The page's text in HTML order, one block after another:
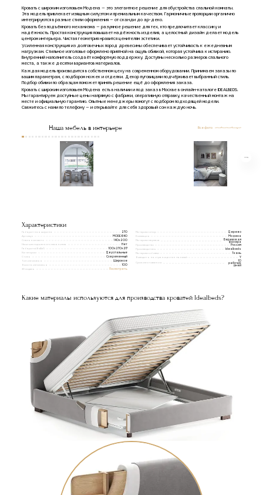
Кровать с широким изголовьем Модена — это элегантное решение для обустройства спальной комнаты.
Эта модель привлекает изящным силуэтом и премиальным качеством. Гармоничные пропорции органично
интегрируются в разные стили оформления — от сканди до ар-деко.
Кровать без подъёмного механизма — разумное решение для тех, кто предпочитает классику и
надёжность. Простая конструкция повышает надёжность изделия, а целостный дизайн делает модель
центром интерьера. Чистая геометрия нравится ценителям эстетики.
Усиленная конструкция из долговечных пород древесины обеспечивает устойчивость к ежедневным
нагрузкам. Стильное изголовье оформлено приятной на ощупь обивкой, которая устойчива к истиранию.
Внутренний наполнитель создаёт комфортную поддержку. Доступны несколько размеров спального
места, а также десятки вариантов материалов.
Каждая модель производится в собственном цеху на современном оборудовании. Принимаем заказы по
вашим параметрам, с подбором ножек и отделки. Декор пуговицами подчёркивает выбранный стиль.
Подбор обивки по образцам поможет принять решение ещё до оформления заказа.
Кровать с широким изголовьем Модена есть в наличии и под заказ в Москве в онлайн-каталоге IDEALBEDS.
Мы гарантируем доступные цены напрямую с фабрики, оперативную отправку, качественный монтаж на
месте и официальную гарантию. Опытные менеджеры помогут с подбором подходящей модели.
Свяжитесь с нами по телефону — и открывайте для себя здоровый сон каждую ночь.
Наша мебель в интерьере Все фото
Характеристики
Габаритная ширина
270
Артикул
MODEX140
Спальное место
140x200
Наличие подъемного механизма
Нет
Габариты(ВxШxГ)
100х270х217
Категории
Двуспальные
Стиль
Современный
Тип изголовья
Широкое
Высота изголовья
100
3D модель
Посмотреть
Материал опор
Дерево
Коллекция
Модена
Материал каркаса
Березовая
фанера
Производство
Россия
Производитель
Idealbeds
Материал обивки
Ткань
Выводить на странице стен панелей
Y
Срок изготовления
рабочих
дней
Какие материалы используются для производства кроватей Idealbeds?